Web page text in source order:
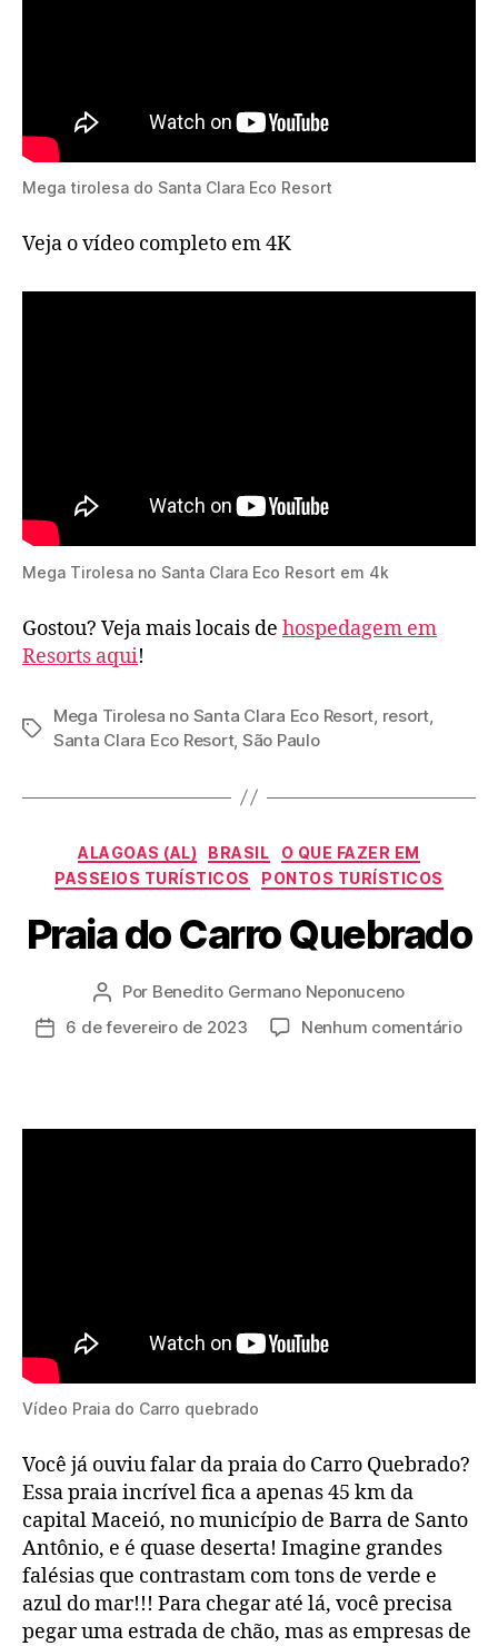
Mega tirolesa do Santa Clara Eco Resort
Veja o vídeo completo em 4K
Mega Tirolesa no Santa Clara Eco Resort em 4k
Gostou? Veja mais locais de hospedagem em
Resorts aqui!
Tags
Mega Tirolesa no Santa Clara Eco Resort resort
Santa Clara Eco Resort, São Paulo
Categorias
ALAGOAS (AL) BRASIL
O QUE FAZER EM
PASSEIOS TURÍSTICOS
PONTOS TURÍSTICOS
Praia do Carro Quebrado
Autor
do
Por Benedito Germano Neponuceno
Data6 de fevereiro de 2023 Nenhum comentárioem
Vídeo Praia do Carro quebrado
Você já ouviu falar da praia do Carro Quebrado?
Essa praia incrível fica a apenas 45 km da
capital Maceió, no município de Barra de Santo
Antônio, e é quase deserta! Imagine grandes
falésias que contrastam com tons de verde e
azul do mar!!! Para chegar até lá, você precisa
pegar uma estrada de chão, mas as empresas de